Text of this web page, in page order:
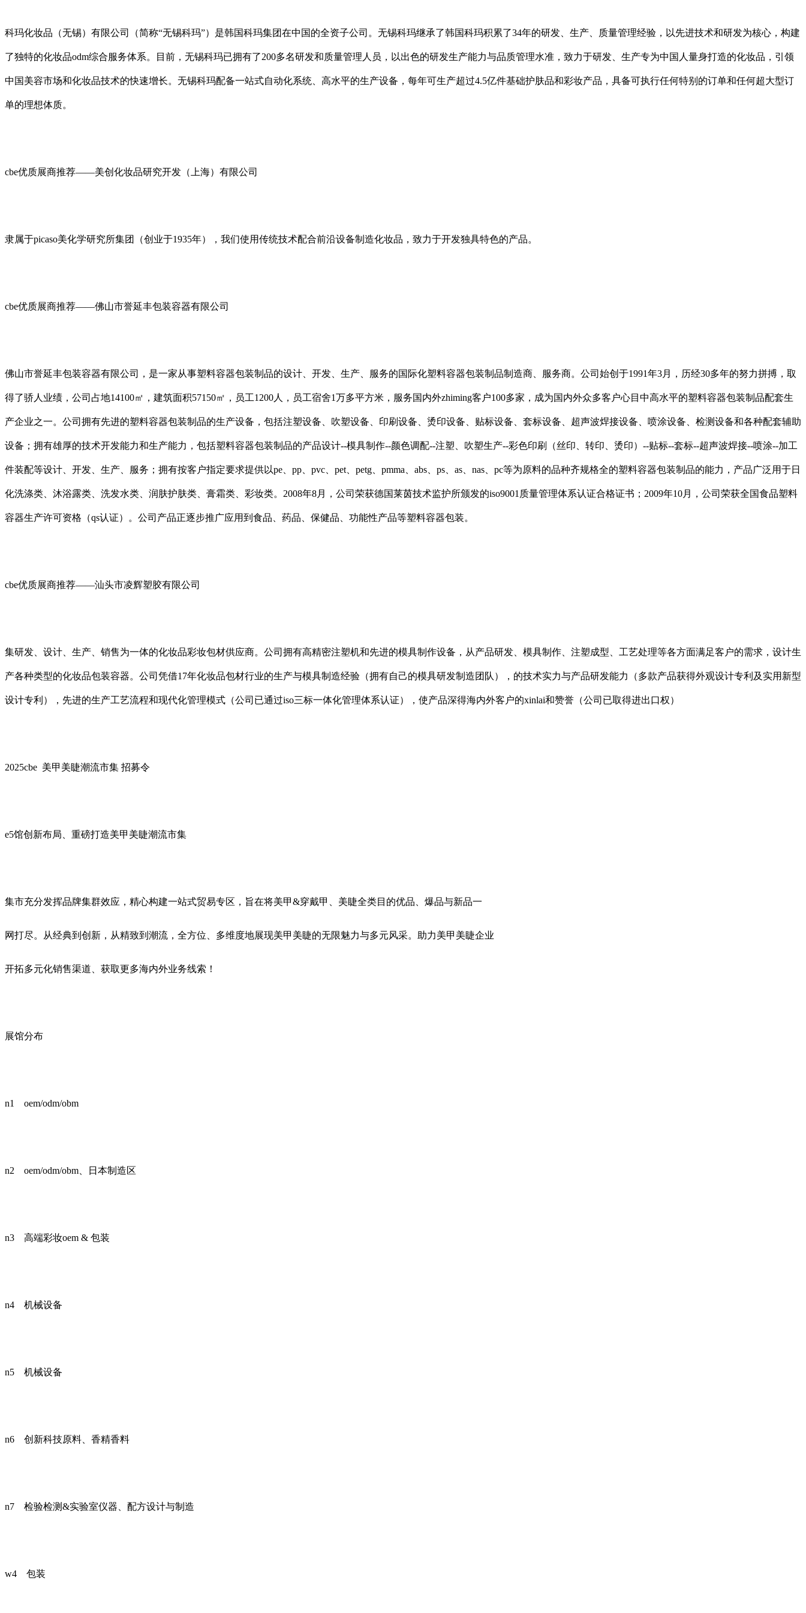
科玛化妆品（无锡）有限公司（简称“无锡科玛”）是韩国科玛集团在中国的全资子公司。无锡科玛继承了韩国科玛积累了34年的研发、生产、质量管理经验，以先进技术和研发为核心，构建
了独特的化妆品odm综合服务体系。目前，无锡科玛已拥有了200多名研发和质量管理人员，以出色的研发生产能力与品质管理水准，致力于研发、生产专为中国人量身打造的化妆品，引领
中国美容市场和化妆品技术的快速增长。无锡科玛配备一站式自动化系统、高水平的生产设备，每年可生产超过4.5亿件基础护肤品和彩妆产品，具备可执行任何特别的订单和任何超大型订
单的理想体质。
cbe优质展商推荐——美创化妆品研究开发（上海）有限公司
隶属于picaso美化学研究所集团（创业于1935年），我们使用传统技术配合前沿设备制造化妆品，致力于开发独具特色的产品。
cbe优质展商推荐——佛山市誉延丰包装容器有限公司
佛山市誉延丰包装容器有限公司，是一家从事塑料容器包装制品的设计、开发、生产、服务的国际化塑料容器包装制品制造商、服务商。公司始创于1991年3月，历经30多年的努力拼搏，取
得了骄人业绩，公司占地14100㎡，建筑面积57150㎡，员工1200人，员工宿舍1万多平方米，服务国内外zhiming客户100多家，成为国内外众多客户心目中高水平的塑料容器包装制品配套生
产企业之一。公司拥有先进的塑料容器包装制品的生产设备，包括注塑设备、吹塑设备、印刷设备、烫印设备、贴标设备、套标设备、超声波焊接设备、喷涂设备、检测设备和各种配套辅助
设备；拥有雄厚的技术开发能力和生产能力，包括塑料容器包装制品的产品设计--模具制作--颜色调配--注塑、吹塑生产--彩色印刷（丝印、转印、烫印）--贴标--套标--超声波焊接--喷涂--加工
件装配等设计、开发、生产、服务；拥有按客户指定要求提供以pe、pp、pvc、pet、petg、pmma、abs、ps、as、nas、pc等为原料的品种齐规格全的塑料容器包装制品的能力，产品广泛用于日
化洗涤类、沐浴露类、洗发水类、润肤护肤类、膏霜类、彩妆类。2008年8月，公司荣获德国莱茵技术监护所颁发的iso9001质量管理体系认证合格证书；2009年10月，公司荣获全国食品塑料
容器生产许可资格（qs认证）。公司产品正逐步推广应用到食品、药品、保健品、功能性产品等塑料容器包装。
cbe优质展商推荐——汕头市凌辉塑胶有限公司
集研发、设计、生产、销售为一体的化妆品彩妆包材供应商。公司拥有高精密注塑机和先进的模具制作设备，从产品研发、模具制作、注塑成型、工艺处理等各方面满足客户的需求，设计生
产各种类型的化妆品包装容器。公司凭借17年化妆品包材行业的生产与模具制造经验（拥有自己的模具研发制造团队），的技术实力与产品研发能力（多款产品获得外观设计专利及实用新型
设计专利），先进的生产工艺流程和现代化管理模式（公司已通过iso三标一体化管理体系认证），使产品深得海内外客户的xinlai和赞誉（公司已取得进出口权）
2025cbe 美甲美睫潮流市集 招募令
e5馆创新布局、重磅打造美甲美睫潮流市集
集市充分发挥品牌集群效应，精心构建一站式贸易专区，旨在将美甲&穿戴甲、美睫全类目的优品、爆品与新品一
网打尽。从经典到创新，从精致到潮流，全方位、多维度地展现美甲美睫的无限魅力与多元风采。助力美甲美睫企业
开拓多元化销售渠道、获取更多海内外业务线索！
展馆分布
n1 oem/odm/obm
n2 oem/odm/obm、日本制造区
n3 高端彩妆oem & 包装
n4 机械设备
n5 机械设备
n6 创新科技原料、香精香料
n7 检验检测&实验室仪器、配方设计与制造
w4 包装